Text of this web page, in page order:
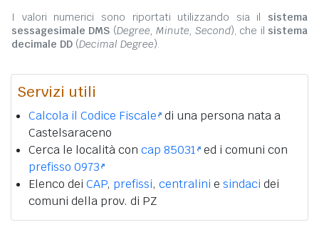
I valori numerici sono riportati utilizzando sia il sistema
sessagesimale DMS (Degree, Minute, Second), che il sistema
decimale DD (Decimal Degree).
Servizi utili
Calcola il Codice Fiscale di una persona nata a
Castelsaraceno
Cerca le località con cap 85031 ed i comuni con
prefisso 0973
Elenco dei CAP, prefissi, centralini e sindaci dei
comuni della prov. di PZ